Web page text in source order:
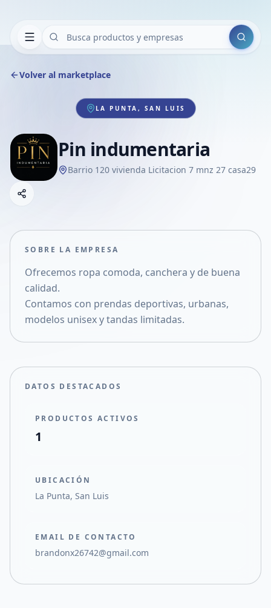
Buscar
Volver al marketplace
LA PUNTA, SAN LUIS
Pin indumentaria
Barrio 120 vivienda Licitacion 7 mnz 27 casa29
Compartir empresa
Compartir en X
SOBRE LA EMPRESA
Ofrecemos ropa comoda, canchera y de buena
calidad.
Contamos con prendas deportivas, urbanas,
modelos unisex y tandas limitadas.
DATOS DESTACADOS
PRODUCTOS ACTIVOS
1
UBICACIÓN
La Punta, San Luis
EMAIL DE CONTACTO
brandonx26742@gmail.com